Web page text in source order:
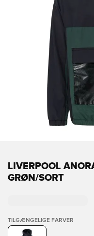
LIVERPOOL
GRØN/SORT
TILGÆNGELIGE FARVER